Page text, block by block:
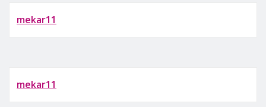
mekar11
mekar11